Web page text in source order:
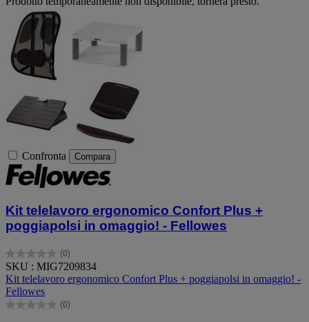
Confronta Compara
Kit telelavoro ergonomico Confort Plus +
poggiapolsi in omaggio! - Fellowes
(0)
0.0
su
5
stelle.
SKU : MIG7209834
Kit telelavoro ergonomico Confort Plus + poggiapolsi in omaggio! -
Fellowes
(0)
0.0